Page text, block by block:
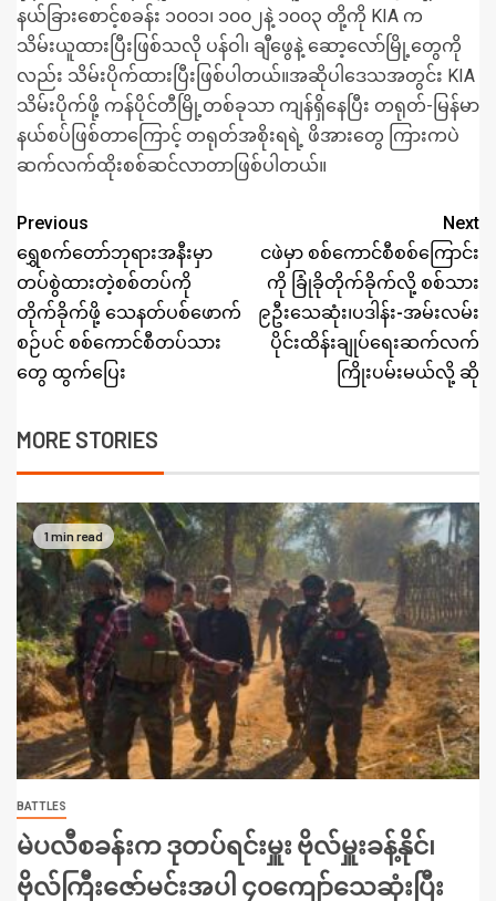
နယ်ခြားစောင့်စခန်း ၁၀၀၁၊ ၁၀၀၂နဲ့ ၁၀၀၃ တို့ကို KIA က
သိမ်းယူထားပြီးဖြစ်သလို ပန်ဝါ၊ ချီဖွေနဲ့ ဆော့လော်မြို့တွေကို
လည်း သိမ်းပိုက်ထားပြီးဖြစ်ပါတယ်။အဆိုပါဒေသအတွင်း KIA
သိမ်းပိုက်ဖို့ ကန်ပိုင်တီမြို့တစ်ခုသာ ကျန်ရှိနေပြီး တရုတ်-မြန်မာ
နယ်စပ်ဖြစ်တာကြောင့် တရုတ်အစိုးရရဲ့ ဖိအားတွေ ကြားကပဲ
ဆက်လက်ထိုးစစ်ဆင်လာတာဖြစ်ပါတယ်။
Previous
ရွှေစက်တော်ဘုရားအနီးမှာ
တပ်စွဲထားတဲ့စစ်တပ်ကို
တိုက်ခိုက်ဖို့ သေနတ်ပစ်ဖောက်
စဉ်ပင် စစ်ကောင်စီတပ်သား
တွေ ထွက်ပြေး
Next
ငဖဲမှာ စစ်ကောင်စီစစ်ကြောင်း
ကို ခြုံခိုတိုက်ခိုက်လို့ စစ်သား
၉ဦးသေဆုံး၊ပဒါန်း-အမ်းလမ်း
ပိုင်းထိန်းချုပ်ရေးဆက်လက်
ကြိုးပမ်းမယ်လို့ ဆို
MORE STORIES
1 min read
BATTLES
မဲပလီစခန်းက ဒုတပ်ရင်းမှူး ဗိုလ်မှူးခန့်နိုင်၊
ဗိုလ်ကြီးဇော်မင်းအပါ ၄၀ကျော်သေဆုံးပြီး